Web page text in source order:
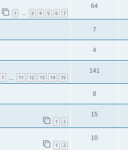
1 … 3 4 5 6 7
64
7
4
1 11 12 13 14 15
141
8
1 2
15
1 2
10